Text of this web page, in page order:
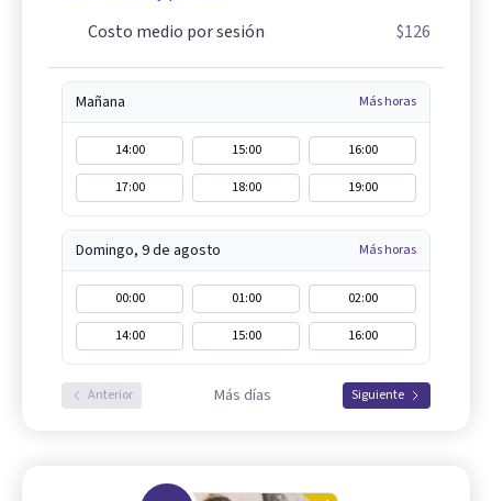
Costo medio por sesión
$126
Mañana Más horas
14:00 15:00
16:00
17:00
18:00 19:00
Domingo, 9 de agosto Más horas
00:00 01:00
02:00
14:00
15:00 16:00
Anterior Más días Siguiente